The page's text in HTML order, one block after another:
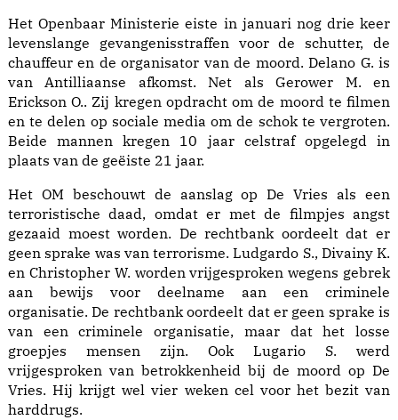
Het Openbaar Ministerie eiste in januari nog drie keer
levenslange gevangenisstraffen voor de schutter, de
chauffeur en de organisator van de moord. Delano G. is
van Antilliaanse afkomst. Net als Gerower M. en
Erickson O.. Zij kregen opdracht om de moord te filmen
en te delen op sociale media om de schok te vergroten.
Beide mannen kregen 10 jaar celstraf opgelegd in
plaats van de geëiste 21 jaar.
Het OM beschouwt de aanslag op De Vries als een
terroristische daad, omdat er met de filmpjes angst
gezaaid moest worden. De rechtbank oordeelt dat er
geen sprake was van terrorisme. Ludgardo S., Divainy K.
en Christopher W. worden vrijgesproken wegens gebrek
aan bewijs voor deelname aan een criminele
organisatie. De rechtbank oordeelt dat er geen sprake is
van een criminele organisatie, maar dat het losse
groepjes mensen zijn. Ook Lugario S. werd
vrijgesproken van betrokkenheid bij de moord op De
Vries. Hij krijgt wel vier weken cel voor het bezit van
harddrugs.